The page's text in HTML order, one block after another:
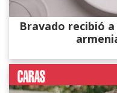
Bravado recibió